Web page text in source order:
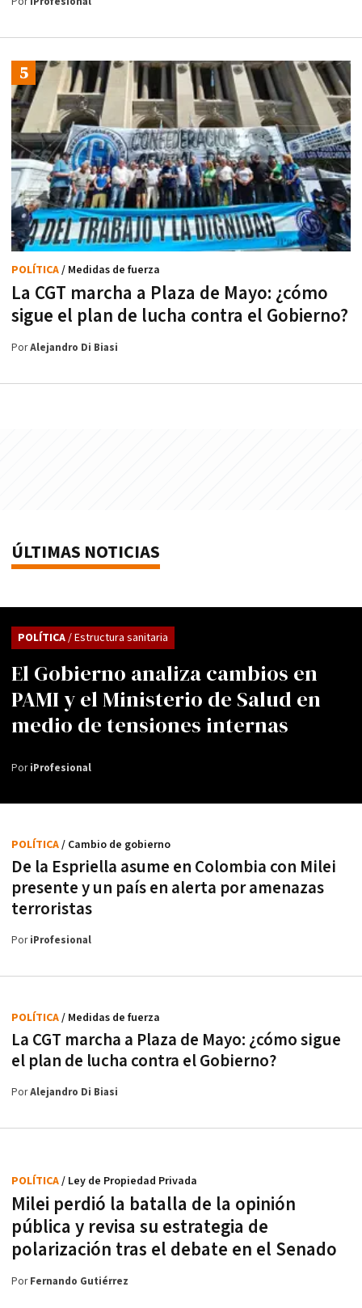
La CGT marcha a Plaza de Mayo: ¿cómo
sigue el plan de lucha contra el Gobierno?
POLÍTICA/ Medidas de fuerza
PorAlejandro Di Biasi
ÚLTIMAS NOTICIAS
El Gobierno analiza cambios en
PAMI y el Ministerio de Salud en
medio de tensiones internas
POLÍTICA/ Estructura sanitaria
PoriProfesional
De la Espriella asume en Colombia con Milei
presente y un país en alerta por amenazas
terroristas
POLÍTICA/ Cambio de gobierno
PoriProfesional
La CGT marcha a Plaza de Mayo: ¿cómo sigue
el plan de lucha contra el Gobierno?
POLÍTICA/ Medidas de fuerza
PorAlejandro Di Biasi
Milei perdió la batalla de la opinión
pública y revisa su estrategia de
polarización tras el debate en el Senado
POLÍTICA/ Ley de Propiedad Privada
PorFernando Gutiérrez